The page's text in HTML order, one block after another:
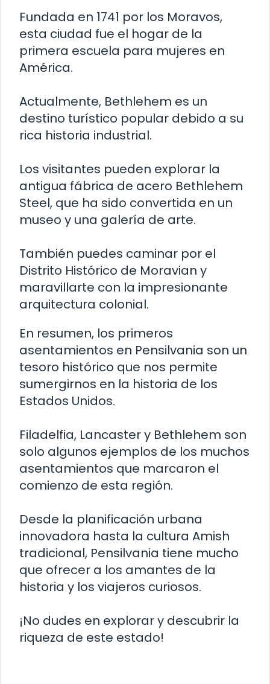
Fundada en 1741 por los Moravos,
esta ciudad fue el hogar de la
primera escuela para mujeres en
América.
Actualmente, Bethlehem es un
destino turístico popular debido a su
rica historia industrial.
Los visitantes pueden explorar la
antigua fábrica de acero Bethlehem
Steel, que ha sido convertida en un
museo y una galería de arte.
También puedes caminar por el
Distrito Histórico de Moravian y
maravillarte con la impresionante
arquitectura colonial.
En resumen, los primeros
asentamientos en Pensilvania son un
tesoro histórico que nos permite
sumergirnos en la historia de los
Estados Unidos.
Filadelfia, Lancaster y Bethlehem son
solo algunos ejemplos de los muchos
asentamientos que marcaron el
comienzo de esta región.
Desde la planificación urbana
innovadora hasta la cultura Amish
tradicional, Pensilvania tiene mucho
que ofrecer a los amantes de la
historia y los viajeros curiosos.
¡No dudes en explorar y descubrir la
riqueza de este estado!